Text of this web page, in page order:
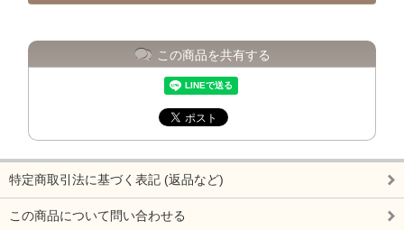
この商品を共有する
特定商取引法に基づく表記 (返品など)
この商品について問い合わせる